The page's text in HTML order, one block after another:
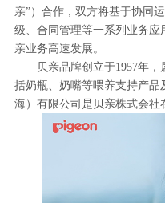
亲”）合作，双方将基于协同
级、合同管理等一系列业务应
亲业务高速发展。
贝亲品牌创立于1957年
括奶瓶、奶嘴等喂养支持产品
海）有限公司是贝亲株式会社